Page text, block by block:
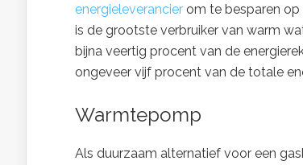
energieleverancier om te besparen op
is de grootste verbruiker van warm
bijna veertig procent van de
ongeveer vijf procent van de totale
Warmtepomp
Als duurzaam alternatief voor een